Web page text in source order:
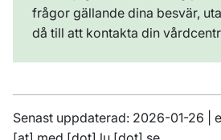
frågor gällande dina besvär,
då till att kontakta din
Senast uppdaterad: 2026-01-26 |